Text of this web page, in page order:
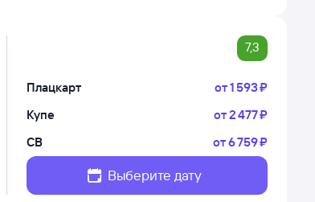
7,3
Плацкарт от1 ⁠593 ⁠₽
Купе
от2 ⁠477 ⁠₽
СВ
от6 ⁠759 ⁠₽
Выберите дату